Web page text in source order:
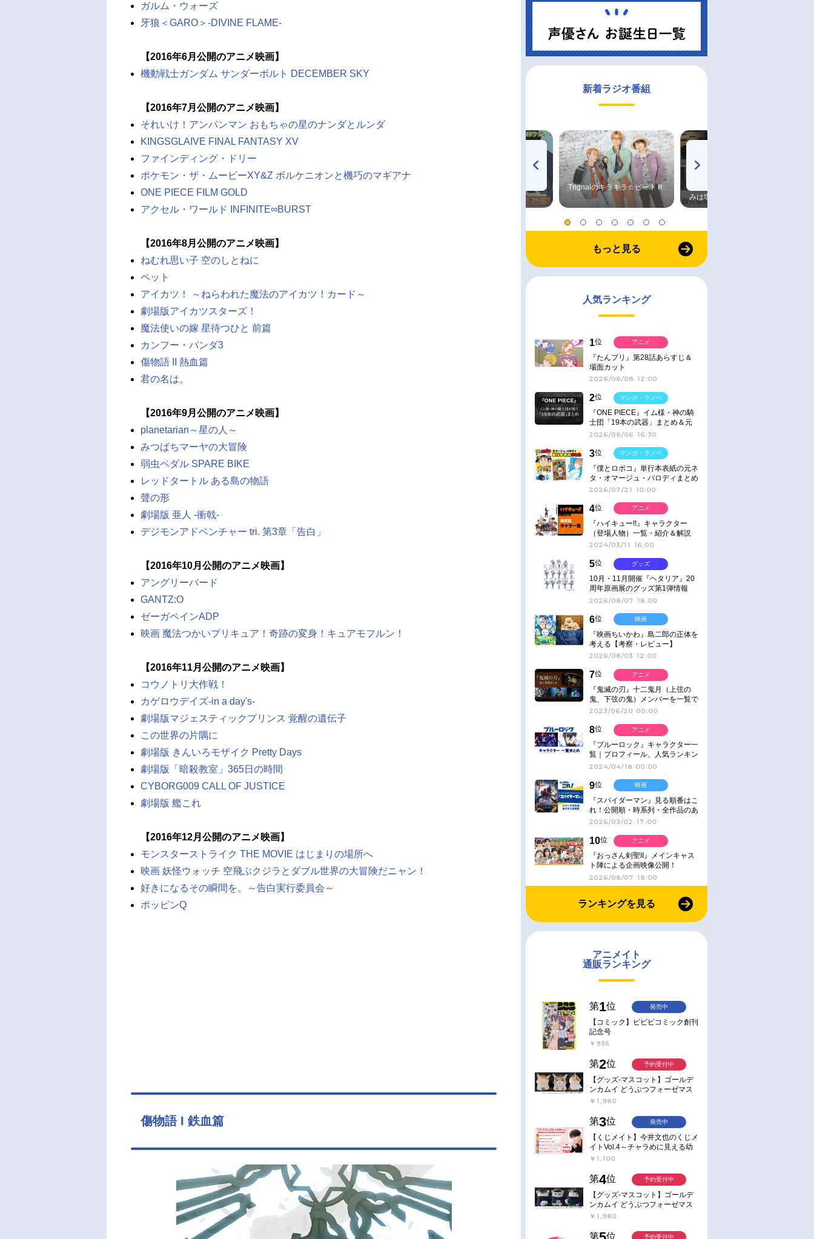
ガルム・ウォーズ
牙狼＜GARO＞-DIVINE FLAME-
【2016年6月公開のアニメ映画】
機動戦士ガンダム サンダーボルト DECEMBER SKY
【2016年7月公開のアニメ映画】
それいけ！アンパンマン おもちゃの星のナンダとルンダ
KINGSGLAIVE FINAL FANTASY XV
ファインディング・ドリー
ポケモン・ザ・ムービーXY&Z ボルケニオンと機巧のマギアナ
ONE PIECE FILM GOLD
アクセル・ワールド INFINITE∞BURST
【2016年8月公開のアニメ映画】
ねむれ思い子 空のしとねに
ペット
アイカツ！ ～ねらわれた魔法のアイカツ！カード～
劇場版アイカツスターズ！
魔法使いの嫁 星待つひと 前篇
カンフー・パンダ3
傷物語 II 熱血篇
君の名は。
【2016年9月公開のアニメ映画】
planetarian～星の人～
みつばちマーヤの大冒険
弱虫ペダル SPARE BIKE
レッドタートル ある島の物語
聲の形
劇場版 亜人 -衝戟-
デジモンアドベンチャー tri. 第3章「告白」
【2016年10月公開のアニメ映画】
アングリーバード
GANTZ:O
ゼーガペインADP
映画 魔法つかいプリキュア！奇跡の変身！キュアモフルン！
【2016年11月公開のアニメ映画】
コウノトリ大作戦！
カゲロウデイズ-in a day's-
劇場版マジェスティックプリンス 覚醒の遺伝子
この世界の片隅に
劇場版 きんいろモザイク Pretty Days
劇場版「暗殺教室」365日の時間
CYBORG009 CALL OF JUSTICE
劇場版 艦これ
【2016年12月公開のアニメ映画】
モンスターストライク THE MOVIE はじまりの場所へ
映画 妖怪ウォッチ 空飛ぶクジラとダブル世界の大冒険だニャン！
好きになるその瞬間を。～告白実行委員会～
ポッピンQ
傷物語 I 鉄血篇
新着ラジオ番組
Trignalのキラキラ☆ビートＲ
みは塩だけ
もっと見る
人気ランキング
1位
『たんプリ』第28話あらすじ＆
場面カット
2026/08/08 12:00
アニメ
2位
『ONE PIECE』イム様・神の騎
士団「19本の武器」まとめ＆元
ネタ
2026/08/06 16:30
マンガ・ラノベ
3位
『僕とロボコ』単行本表紙の元ネ
タ・オマージュ・パロディまとめ
2026/07/21 10:00
マンガ・ラノベ
4位
『ハイキュー!!』キャラクター
（登場人物）一覧・紹介＆解説
2024/03/11 16:00
アニメ
5位
10月・11月開催『ヘタリア』20
周年原画展のグッズ第1弾情報
2026/08/07 18:00
グッズ
6位
『映画ちいかわ』島二郎の正体を
考える【考察・レビュー】
2026/08/03 12:00
映画
7位
『鬼滅の刃』十二鬼月（上弦の
鬼、下弦の鬼）メンバーを一覧で
紹介＆解説（登場鬼の情報まと
2023/06/20 00:00
アニメ
8位
『ブルーロック』キャラクター一
覧｜プロフィール、人気ランキン
グ、キャラソン、診断など気にな
2024/04/18 00:00
アニメ
9位
『スパイダーマン』見る順番はこ
れ！公開順・時系列・全作品のあ
らすじをまとめました
2026/03/02 17:00
映画
10位
『おっさん剣聖II』メインキャス
ト陣による企画映像公開！
2026/08/07 18:00
アニメ
ランキングを見る
アニメイト
通販ランキング
第1位
【コミック】ビビビコミック創刊
記念号
￥935
発売中
第2位
【グッズ-マスコット】ゴールデ
ンカムイ どうぶつフォーゼマス
コット 4.尾形百之助【再販】
￥1,980
予約受付中
第3位
【くじメイト】今井文也のくじメ
イトVol.4～チャラめに見える幼
馴染、実は一途で独占欲が強いん
￥1,100
発売中
第4位
【グッズ-マスコット】ゴールデ
ンカムイ どうぶつフォーゼマス
コット 5.月島軍曹【再販】
￥1,980
予約受付中
第 位 予約受付中